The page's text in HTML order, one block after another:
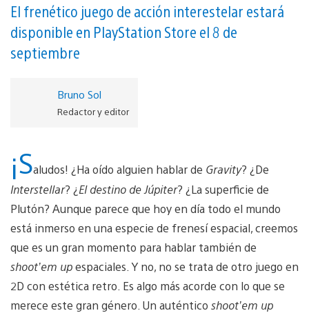
El frenético juego de acción interestelar estará
disponible en PlayStation Store el 8 de
septiembre
Bruno Sol
Redactor y editor
¡Saludos! ¿Ha oído alguien hablar de Gravity? ¿De
Interstellar? ¿El destino de Júpiter? ¿La superficie de
Plutón? Aunque parece que hoy en día todo el mundo
está inmerso en una especie de frenesí espacial, creemos
que es un gran momento para hablar también de
shoot’em upespaciales. Y no, no se trata de otro juego en
2D con estética retro. Es algo más acorde con lo que se
merece este gran género. Un auténtico shoot’em up